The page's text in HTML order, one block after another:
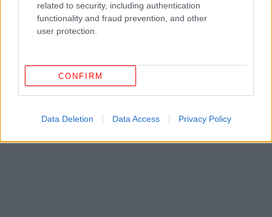
related to security, including authentication
functionality and fraud prevention, and other
user protection.
CONFIRM
Data Deletion Data Access Privacy Policy